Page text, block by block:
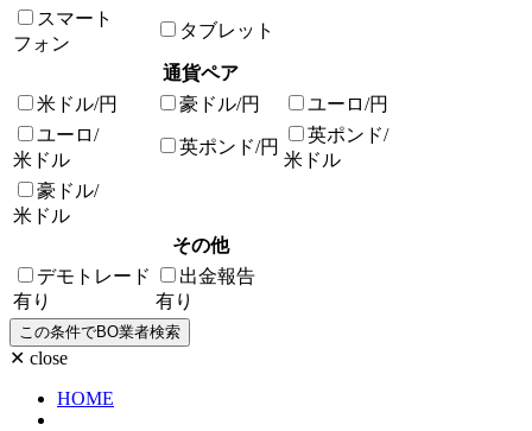
スマート
フォン
タブレット
通貨ペア
米ドル/円
豪ドル/円
ユーロ/円
ユーロ/
米ドル
英ポンド/円
英ポンド/
米ドル
豪ドル/
米ドル
その他
デモトレード
有り
出金報告
有り
✕ close
HOME